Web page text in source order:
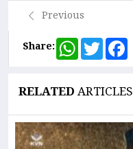
Previous
Share:
WhatsApp
Twitter
RELATEDARTICLES